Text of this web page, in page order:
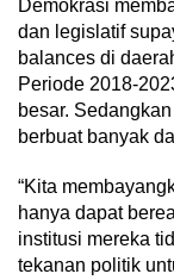
Demokrasi
dan legislatif
balances di
Periode 2018-
besar.
berbuat banyak
“Kita
hanya dapat
institusi mereka
tekanan politik